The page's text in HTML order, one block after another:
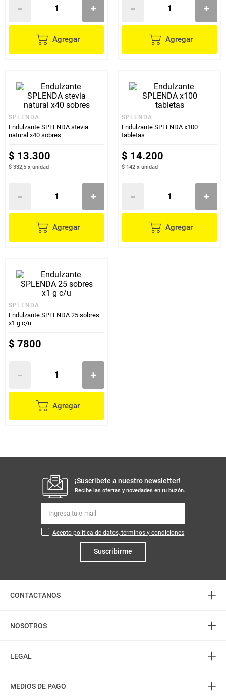
Agregar Agregar
SPLENDA
Endulzante SPLENDA stevia
natural x40 sobres
$ 13.300
$ 332,5 x unidad
Agregar
SPLENDA
Endulzante SPLENDA x100
tabletas
$ 14.200
$ 142 x unidad
Agregar
SPLENDA
Endulzante SPLENDA 25 sobres
x1 g c/u
$ 7800
Agregar
¡Suscribete a nuestro newsletter!
Recibe las ofertas y novedades en tu buzón.
Acepto política de datos, términos y condiciones
Suscribirme
CONTACTANOS +
Atención telefónica
(606) 8850505
Horarios
NOSOTROS +
Acerca de Mercaldas
Contactenos
LEGAL +
Política de Privacidad
MEDIOS DE PAGO +